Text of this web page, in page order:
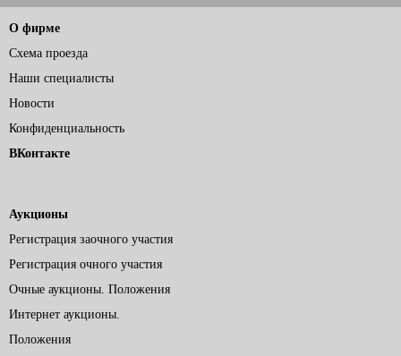
О фирме
Схема проезда
Наши специалисты
Новости
Конфиденциальность
ВКонтакте
Аукционы
Регистрация заочного участия
Регистрация очного участия
Очные аукционы. Положения
Интернет аукционы.
Положения